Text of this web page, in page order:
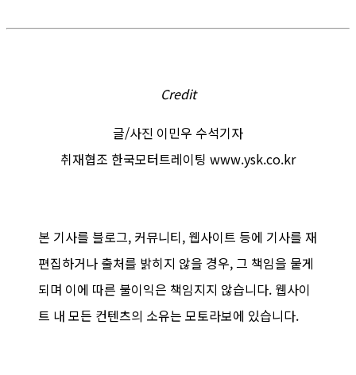
Credit
글/사진 이민우 수석기자
취재협조 한국모터트레이팅 www.ysk.co.kr
본 기사를 블로그, 커뮤니티, 웹사이트 등에 기사를 재
편집하거나 출처를 밝히지 않을 경우, 그 책임을 뭍게
되며 이에 따른 불이익은 책임지지 않습니다. 웹사이
트 내 모든 컨텐츠의 소유는 모토라보에 있습니다.